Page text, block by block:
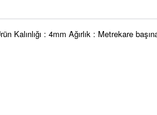
Kalınlığı : 4mm Ağırlık : Metrekare